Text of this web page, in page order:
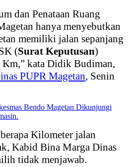
dan Penataan Ruang
hanya menyebutkan
memiliki jalan sepanjang
(Surat Keputusan)
kata Didik Budiman,
PUPR Magetan, Senin
Bendo Magetan Dikunjungi
Kilometer jalan
Kabid Bina Marga Dinas
tidak menjawab.